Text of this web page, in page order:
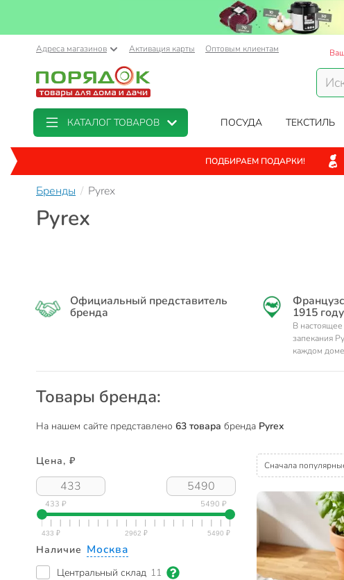
Адреса магазинов Активация карты Оптовым клиентам
КАТАЛОГ ТОВАРОВ ПОСУДА ТЕКСТИЛЬ
ПОДБИРАЕМ ПОДАРКИ!
Бренды Pyrex
Pyrex
Официальный представитель
бренда 1915 году
В
запекания
каждом
Товары бренда:
На нашем сайте представлено 63 товара бренда Pyrex
Цена, ₽
433 ₽ 5490 ₽
Наличие Москва
Центральный склад 11
Сначала